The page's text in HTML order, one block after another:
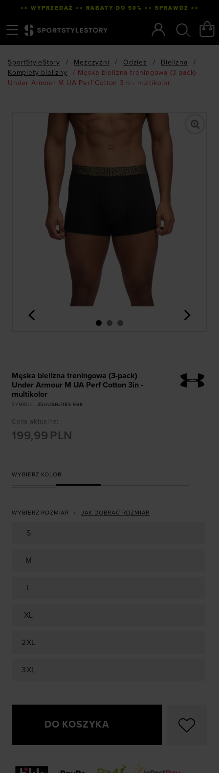
<< WYPRZEDAŻ >> RABATY DO 50% >> SPRAWDŹ >>
SportStyleStory / Mężczyźni / Odzież / Bielizna
/
Komplety bielizny
/ Męska bielizna treningowa (3-pack)
Under Armour M UA Perf Cotton 3in - multikolor
<
Męska bielizna treningowa (3-pack)
Under Armour M UA Perf Cotton 3in -
multikolor
SYMBOL 25UUSHJ083-968
Cena aktualna:
199,99 PLN
WYBIERZ KOLOR:
WYBIERZ ROZMIAR JAK DOBRAĆ ROZMIAR
S
M
L
XL
2XL
3XL
DO KOSZYKA